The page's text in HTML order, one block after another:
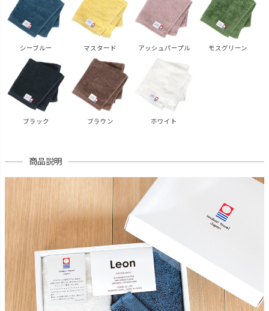
シーブルー マスタード アッシュパープル モスグリーン
ブラック ブラウン ホワイト
商品説明